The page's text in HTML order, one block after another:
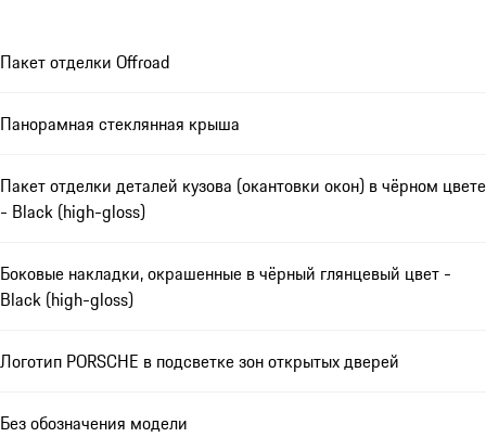
Пакет отделки Offroad
Панорамная стеклянная крыша
Пакет отделки деталей кузова (окантовки окон) в чёрном цвете
- Black (high-gloss)
Боковые накладки, окрашенные в чёрный глянцевый цвет -
Black (high-gloss)
Логотип PORSCHE в подсветке зон открытых дверей
Без обозначения модели